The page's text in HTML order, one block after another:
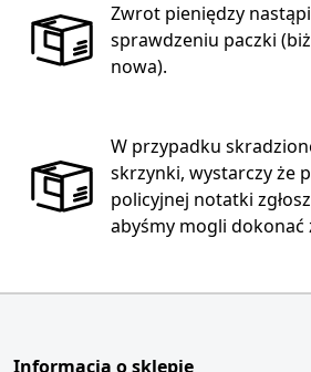
Zwrot pieniędzy
sprawdzeniu paczki
nowa).
W przypadku
skrzynki, wystarczy że
policyjnej notatki
abyśmy mogli dokonać
Informacja o sklepie